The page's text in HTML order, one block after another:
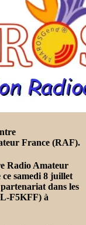
France (RAF).
Radio Amateur
ce samedi 8 juillet
dans les
F5KFF) à